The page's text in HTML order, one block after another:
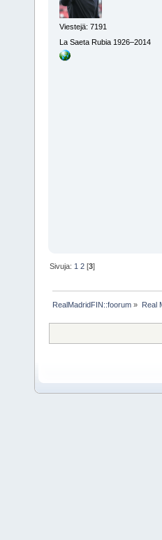
Viestejä: 7191
La Saeta Rubia 1926–2014
Sivuja: 1 2 [3]
RealMadridFIN::foorum » Real